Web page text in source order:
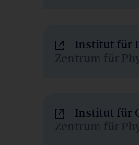
Institut für
Zentrum für
Institut für
Zentrum für